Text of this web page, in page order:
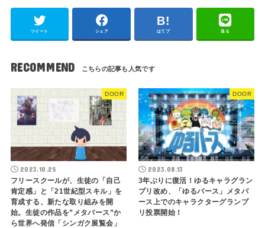
ツイート シェア はてブ 送る
RECOMMEND
DOOR
2023.10.25
フリースクールが、生徒の「自己
肯定感」と「21世紀型スキル」を
育成する、新たな取り組みを開
始。生徒の作品を”メタバース”か
ら世界へ発信「シンガク展覧会」
DOOR
2023.08.13
3年ぶりに復活！ゆるキャラグラン
プリ改め、「ゆるバース」メタバ
ース上でのキャラクターグランプ
リ投票開始！